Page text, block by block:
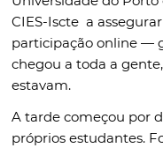
CIES-Iscte a
participação online —
chegou a toda a
estavam.
A tarde começou por
próprios estudantes.